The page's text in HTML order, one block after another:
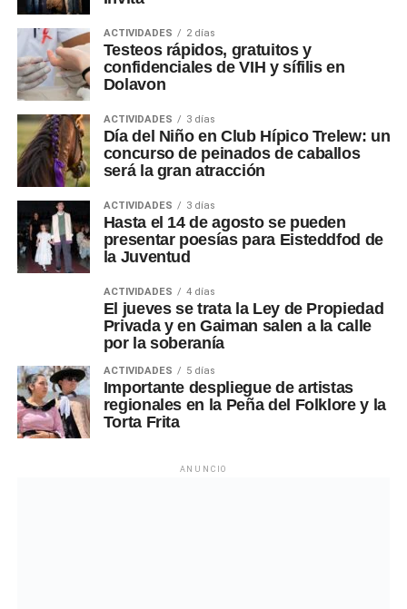
ACTIVIDADES 2 días
Testeos rápidos, gratuitos y
confidenciales de VIH y sífilis en
Dolavon
ACTIVIDADES 3 días
Día del Niño en Club Hípico Trelew: un
concurso de peinados de caballos
será la gran atracción
ACTIVIDADES 3 días
Hasta el 14 de agosto se pueden
presentar poesías para Eisteddfod de
la Juventud
ACTIVIDADES 4 días
El jueves se trata la Ley de Propiedad
Privada y en Gaiman salen a la calle
por la soberanía
ACTIVIDADES 5 días
Importante despliegue de artistas
regionales en la Peña del Folklore y la
Torta Frita
ANUNCIO